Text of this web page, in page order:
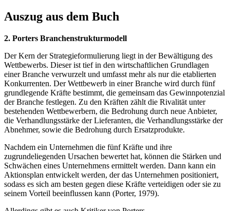
Auszug aus dem Buch
2. Porters Branchenstrukturmodell
Der Kern der Strategieformulierung liegt in der Bewältigung des
Wettbewerbs. Dieser ist tief in den wirtschaftlichen Grundlagen
einer Branche verwurzelt und umfasst mehr als nur die etablierten
Konkurrenten. Der Wettbewerb in einer Branche wird durch fünf
grundlegende Kräfte bestimmt, die gemeinsam das Gewinnpotenzial
der Branche festlegen. Zu den Kräften zählt die Rivalität unter
bestehenden Wettbewerbern, die Bedrohung durch neue Anbieter,
die Verhandlungsstärke der Lieferanten, die Verhandlungsstärke der
Abnehmer, sowie die Bedrohung durch Ersatzprodukte.
Nachdem ein Unternehmen die fünf Kräfte und ihre
zugrundeliegenden Ursachen bewertet hat, können die Stärken und
Schwächen eines Unternehmens ermittelt werden. Dann kann ein
Aktionsplan entwickelt werden, der das Unternehmen positioniert,
sodass es sich am besten gegen diese Kräfte verteidigen oder sie zu
seinem Vorteil beeinflussen kann (Porter, 1979).